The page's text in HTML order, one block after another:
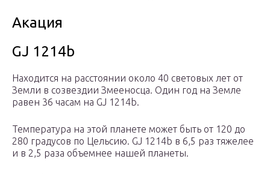
Акация
GJ 1214b
Находится на расстоянии около 40 световых лет от
Земли в созвездии Змееносца. Один год на Земле
равен 36 часам на GJ 1214b.
Температура на этой планете может быть от 120 до
280 градусов по Цельсию. GJ 1214b в 6,5 раз тяжелее
и в 2,5 раза объемнее нашей планеты.